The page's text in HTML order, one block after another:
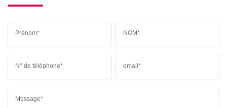
Prénom* NOM*
N° de téléphone* email*
Message*